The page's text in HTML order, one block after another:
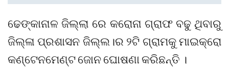
ଢେଙ୍କାନାଳ ଜିଲ୍ଲା ରେ କରୋନା ଗ୍ରାଫ ବଢୁ ଥିବାରୁ
ଜିଲ୍ଳା ପ୍ରଶାସନ ଜିଲ୍ଲ।ର ୨ଟି ଗ୍ରାମକୁ ମାଇକ୍ରୋ
କଣ୍ଟେନମେଣ୍ଟ ଜୋନ ଘୋଷଣା କରିଛନ୍ତି ।